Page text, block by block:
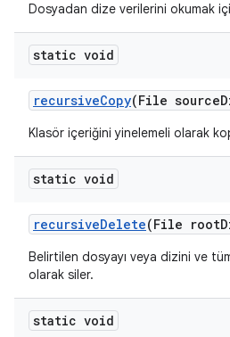
Dosyadan dize verilerini okumak
static void
recursiveCopy(File source
Klasör içeriğini yinelemeli olarak
static void
recursiveDelete(File root
Belirtilen dosyayı veya dizini ve
olarak siler.
static void